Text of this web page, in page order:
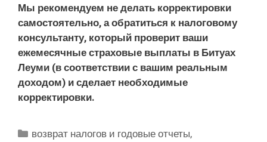
Мы рекомендуем не делать корректировки
самостоятельно, а обратиться к налоговому
консультанту, который проверит ваши
ежемесячные страховые выплаты в Битуах
Леуми (в соответствии с вашим реальным
доходом) и сделает необходимые
корректировки.
Рубрики
возврат налогов и годовые отчеты,